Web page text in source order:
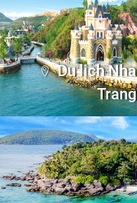
Du lịch Nha
Trang